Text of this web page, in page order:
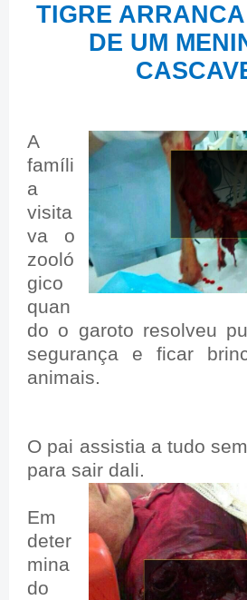
TIGRE
DE UM
A
famíli
a
visita
va o
zooló
gico
quan
do o garoto resolveu
segurança e ficar
animais.
O pai assistia a tudo
para sair dali.
Em
deter
mina
do